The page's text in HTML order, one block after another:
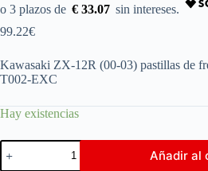
€ 33.07
99.22€
Kawasaki ZX-12R (00-03) pastillas de
T002-EXC
Hay existencias
Añadir al